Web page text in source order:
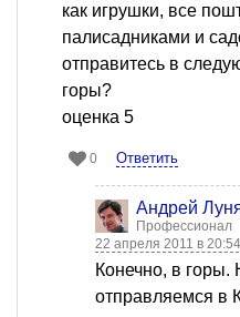
как игрушки, все
палисадниками и
отправитесь в
горы?
оценка 5
0 Ответить
Андрей
Профессионал
22 апреля 2011 в 20:54
Конечно, в горы.
отправляемся в